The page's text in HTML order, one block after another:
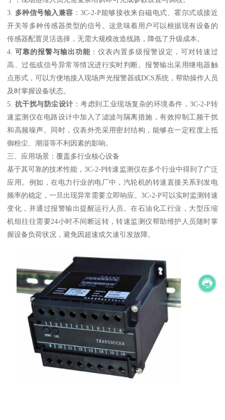
3. 多种信号输入兼容 ：3C-2-P能够接收来自磁电式、霍尔式或接近
开关等多种传感器类型的信号。这意味着用户可以根据现有设备的
传感器配置灵活选择，无需大规模改造线路，降低了升级成本。
4.可靠的报警与输出功能 ：仪表内置多级报警设定，可对转速过
高、过低或信号异常等情况进行实时判断。报警输出采用继电器触
点形式，可以方便地接入现场声光报警器或DCS系统，帮助操作人员
及时掌握设备状态。
5. 抗干扰与防尘设计 ：考虑到工业现场复杂的环境条件，3C-2-P转
速监测仪在电路设计中加入了滤波与隔离措施，有效抑制工频干扰
和高频噪声。同时，仪表外壳采用密封结构，能够在一定程度上抵
御粉尘、潮湿等不利因素的影响。
三、应用场景：覆盖多行业核心设备
基于其可靠的技术性能，3C-2-P转速监测仪在多个行业中得到了广泛
应用。例如，在电力行业的电厂中，汽轮机的转速直接关系到发电
频率的稳定，一旦出现异常需要立即响应。3C-2-P可以实时监测转速
变化，并通过报警输出提醒运行人员。在石油化工行业，大型压缩
机组往往需要24小时不间断运转，转速监测仪帮助维护人员随时掌
握设备负荷状况，避免因超速或欠速引发故障。